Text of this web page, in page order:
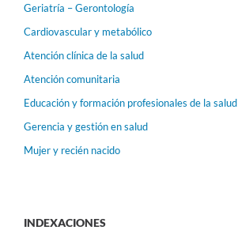
Geriatría – Gerontología
Cardiovascular y metabólico
Atención clínica de la salud
Atención comunitaria
Educación y formación profesionales de la salud
Gerencia y gestión en salud
Mujer y recién nacido
INDEXACIONES